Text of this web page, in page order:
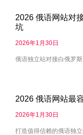
2026 俄语网站对
坑
2026年1月30日
俄语独立站对接白俄罗
2026 俄语网站最
2026年1月30日
打造值得信赖的俄语独